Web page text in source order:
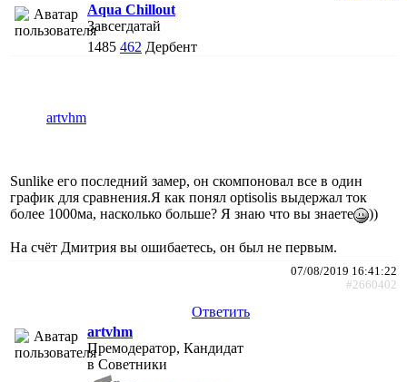
Aqua Chillout
Завсегдатай
1485 462 Дербент
artvhm
Sunlike его последний замер, он скомпоновал все в один
график для сравнения.Я как понял optisolis выдержал ток
более 1000ма, насколько больше? Я знаю что вы знаете
))
На счёт Дмитрия вы ошибаетесь, он был не первым.
07/08/2019 16:41:22
#2660402
Ответить
artvhm
Премодератор, Кандидат
в Советники